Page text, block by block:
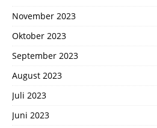
November 2023
Oktober 2023
September 2023
August 2023
Juli 2023
Juni 2023